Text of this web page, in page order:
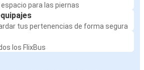
para las piernas
tus pertenencias de forma segura
los FlixBus